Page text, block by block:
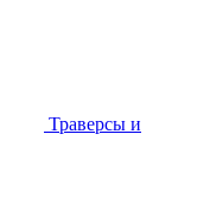
Траверсы и